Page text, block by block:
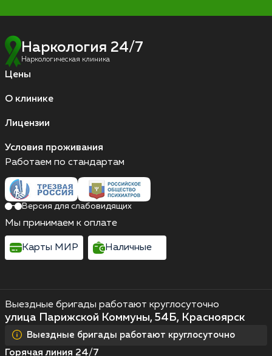
Наркология 24/7
Наркологическая клиника
Цены
О клинике
Лицензии
Условия проживания
Выездные бригады работают круглосуточно
улица Парижской Коммуны, 54Б, Красноярск
Выездные бригады работают круглосуточно
Горячая линия 24/7
Работаем по стандартам
Версия для слабовидящих
Мы принимаем к оплате
Карты МИР Наличные